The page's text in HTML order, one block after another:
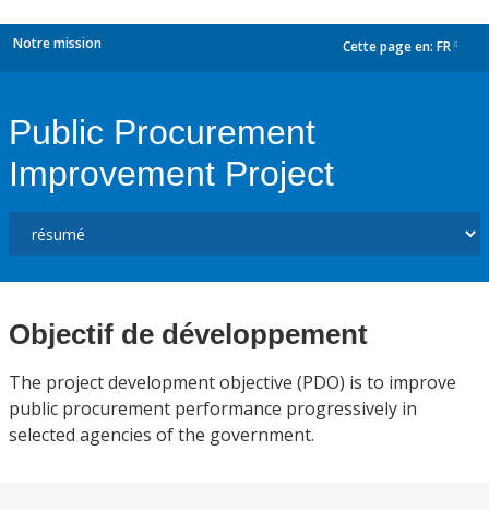
Notre mission Cette page en: FR
Public Procurement
Improvement Project
Objectif de développement
The project development objective (PDO) is to improve
public procurement performance progressively in
selected agencies of the government.